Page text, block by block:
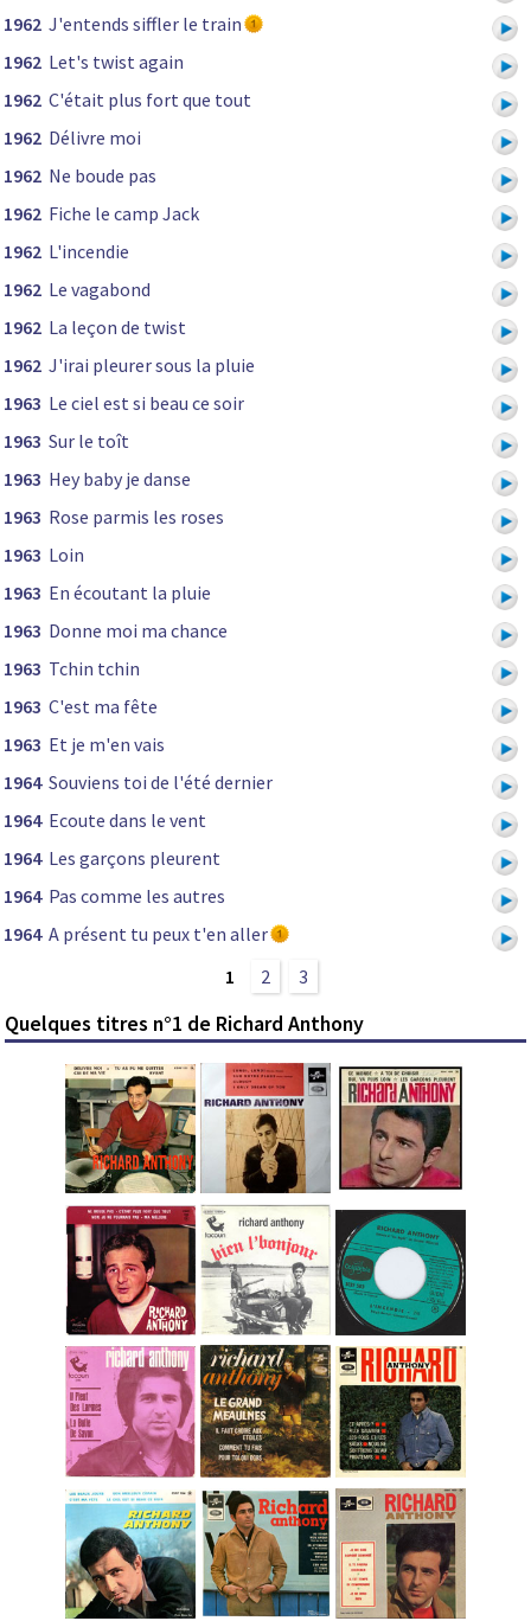
1962 J'entends siffler le train
1962 Let's twist again
1962 C'était plus fort que tout
1962 Délivre moi
1962 Ne boude pas
1962 Fiche le camp Jack
1962 L'incendie
1962 Le vagabond
1962 La leçon de twist
1962 J'irai pleurer sous la pluie
1963 Le ciel est si beau ce soir
1963 Sur le toît
1963 Hey baby je danse
1963 Rose parmis les roses
1963 Loin
1963 En écoutant la pluie
1963 Donne moi ma chance
1963 Tchin tchin
1963 C'est ma fête
1963 Et je m'en vais
1964 Souviens toi de l'été dernier
1964 Ecoute dans le vent
1964 Les garçons pleurent
1964 Pas comme les autres
1964 A présent tu peux t'en aller
1
2 3
Quelques titres n°1 de Richard Anthony